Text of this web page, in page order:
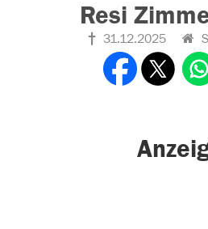
Resi
31.12.2025